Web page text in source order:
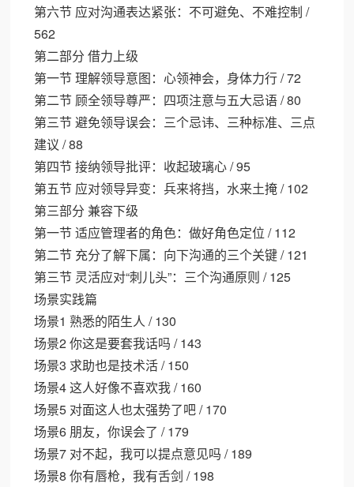
第六节 应对沟通表达紧张：不可避免、不难控制 /
562
第二部分 借力上级
第一节 理解领导意图：心领神会，身体力行 / 72
第二节 顾全领导尊严：四项注意与五大忌语 / 80
第三节 避免领导误会：三个忌讳、三种标准、三点
建议 / 88
第四节 接纳领导批评：收起玻璃心 / 95
第五节 应对领导异变：兵来将挡，水来土掩 / 102
第三部分 兼容下级
第一节 适应管理者的角色：做好角色定位 / 112
第二节 充分了解下属：向下沟通的三个关键 / 121
第三节 灵活应对“刺儿头”：三个沟通原则 / 125
场景实践篇
场景1 熟悉的陌生人 / 130
场景2 你这是要套我话吗 / 143
场景3 求助也是技术活 / 150
场景4 这人好像不喜欢我 / 160
场景5 对面这人也太强势了吧 / 170
场景6 朋友，你误会了 / 179
场景7 对不起，我可以提点意见吗 / 189
场景8 你有唇枪，我有舌剑 / 198